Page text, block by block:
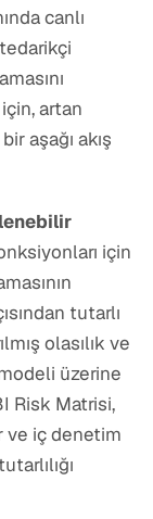
canlı
artan
aşağı akış
için
tutarlı
olasılık ve
üzerine
Risk Matrisi,
ve iç denetim